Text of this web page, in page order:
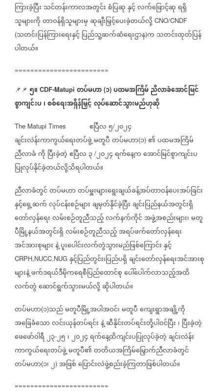
ကြားခဲ့ပြီး သင်တန်းကာလအတွင်းစံပြဆုနှင့်လက်ဖြောင့်ဆုရရှိ
သူများကိုတာဝန်ရှိသူများမှဆုချီးမြှင့်ပေးခဲ့တယ်လို့ CNO/CNDF
(သတင်းပြန်ကြားရေးနှင့်ပြည်သူ့ဆက်ဆံရေးဌာန)က သတင်းထုတ်ပြန်
ပါတယ်။
========================
📌📌 ၅။ CDF-Matupi တပ်မဟာ (၁) ပထမအကြိမ်ညီလာခံအောင်မြင်
စွာကျင်းပ၊စစ်ရေးအရှိန်မြှင့်လုပ်ဆောင်သွားမည်ဟုဆို
The Matupi Times ဧပြီလ၅/၂၀၂၄
ချင်းလဲန်းကာကွယ်ရေးတပ်ဖွဲ့မတူပီတပ်မဟာ(၁) ၏ပထမအကြိမ်
ညီလာခံကို ပြီးခဲ့တဲ့ဧပြီလ ၃ /၂၀၂၄ရက်နေ့ကအောင်မြင်စွာကျင်းပ
ပြုလုပ်နိုင်ခဲ့တယ်လို့သိရပါတယ်။
ညီလာခံတွင်တပ်မဟာတပ်မှူးများရွေးချယ်ခန့်အပ်တာဝန်ပေးအပ်ခြင်း
နှင့်ရှေ့ဆက်လုပ်ငန်းစဉ်များချမှတ်နိုင်ခဲ့ပြီးချင်းပြည်နယ်အတွင်းရှိ
တော်လှန်ရေးလမ်းစဉ်တူညီသည့်လက်နက်ကိုင်အဖွဲ့အစည်းများ၊မတူ
ပီမြို့နယ်အတွင်းရှိလမ်းစဉ်တူညီသည့်အရပ်ဖက်တော်လှန်ရေး
အင်အားစုများနဲ့ပူးပေါင်းလက်တွဲသွားမည်ဖြစ်ကြောင်းနှင့်
CRPH,NUCC,NUG နှင့်ပြည်တွင်း၊ပြည်ပရှိချင်းတော်လှန်ရေးအင်အားစု
များနဲ့ဖက်ဒရယ်ဒီမိုကရေစီပြည်ထောင်စုပေါ်ပေါက်လာသည့်အထိ
လက်တွဲဆောင်ရွက်သွားမယ်လို့ဆိုပါတယ်။
တပ်မဟာ(၁)သည်မတူပီမြို့အပါအဝင်၊မတူပီကျေးရွာအချို့ကို
အခြေခံသောလင်းယုန်တပ်ရင်းနဲ့ဆီနိုင်းတပ်ရင်းတို့ပါဝင်ပြီး ၊ ပြီးခဲ့တဲ့
ဖေဖော်ဝါရီ၂၃-၂၅ ၊၂၀၂၄ရက်နေ့ထိကျင်းပပြုလုပ်ခဲ့တဲ့ချင်းလဲန်း
ကာကွယ်ရေးတပ်ဖွဲ့မတူပီ၏တတိယအကြိမ်မြှောက်ညီလာခံတွင်
တပ်မဟာ(၁၊၂) အဖြစ်ပြောင်းလဲဖွဲ့စည်းခဲ့ကြတာဖြစ်ပါတယ်။
========================